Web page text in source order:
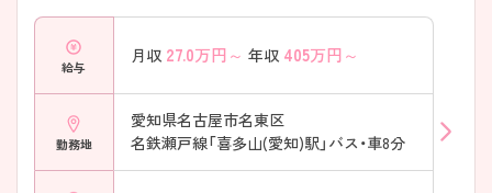
給与
月収 27.0万円～ 年収 405万円～
勤務地
愛知県名古屋市名東区
名鉄瀬戸線「喜多山(愛知)駅」バス・車8分